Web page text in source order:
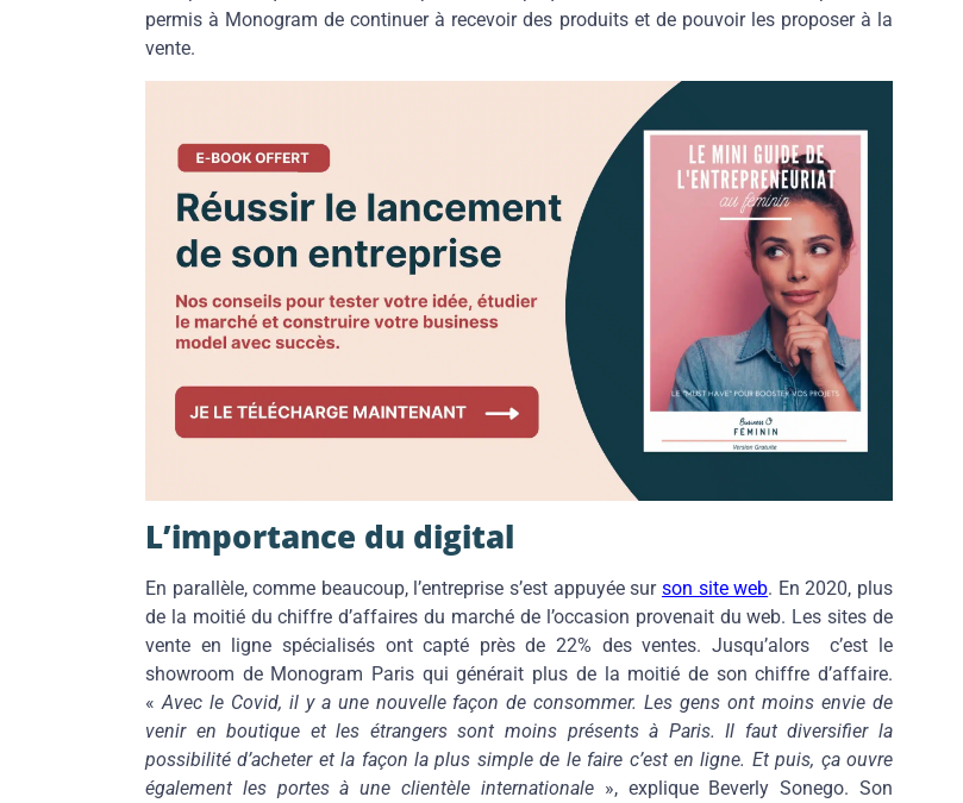
permis à Monogram de continuer à recevoir des produits et de pouvoir les proposer à la
vente.
L’importance du digital
En parallèle, comme beaucoup, l’entreprise s’est appuyée sur son site web. En 2020, plus
de la moitié du chiffre d’affaires du marché de l’occasion provenait du web. Les sites de
vente en ligne spécialisés ont capté près de 22% des ventes. Jusqu’alors c’est le
showroom de Monogram Paris qui générait plus de la moitié de son chiffre d’affaire.
«Avec le Covid, il y a une nouvelle façon de consommer. Les gens ont moins envie de
venir en boutique et les étrangers sont moins présents à Paris. Il faut diversifier la
possibilité d’acheter et la façon la plus simple de le faire c’est en ligne. Et puis, ça ouvre
également les portes à une clientèle internationale», explique Beverly Sonego. Son